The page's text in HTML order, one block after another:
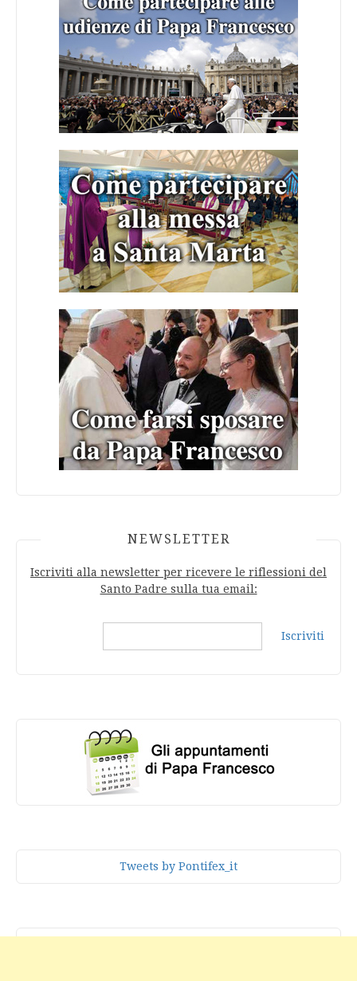
NEWSLETTER
Iscriviti alla newsletter per ricevere le riflessioni del
Santo Padre sulla tua email:
Iscriviti
Tweets by Pontifex_it